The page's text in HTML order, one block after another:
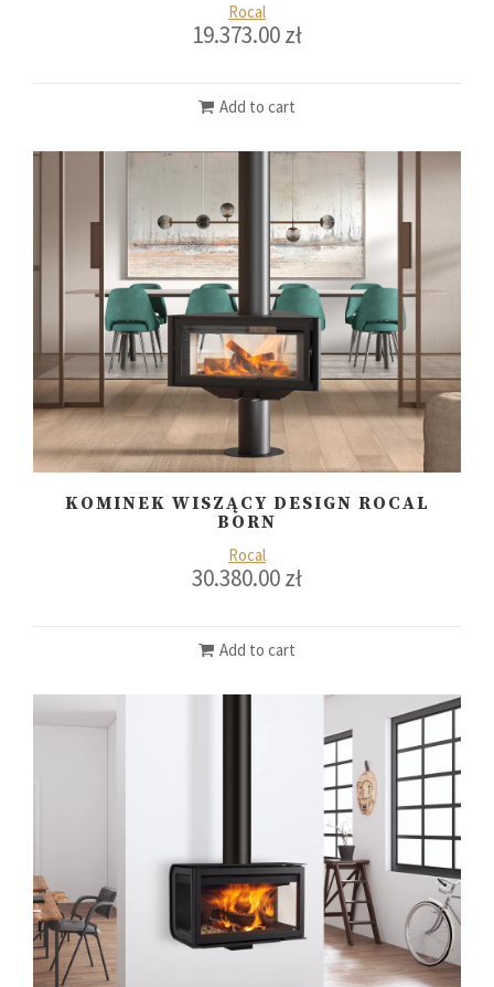
Rocal
19.373.00zł
Add to cart
KOMINEK WISZĄCY DESIGN ROCAL
BORN
Rocal
30.380.00zł
Add to cart